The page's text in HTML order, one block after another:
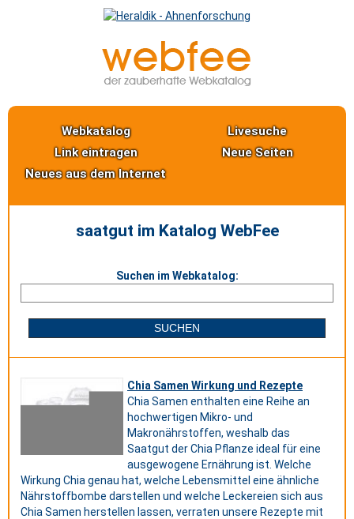
Webkatalog
Livesuche
Link eintragen
Neue Seiten
Neues aus dem Internet
saatgut im Katalog WebFee
Suchen im Webkatalog:
Chia Samen Wirkung und Rezepte
Chia Samen enthalten eine Reihe an
hochwertigen Mikro- und
Makronährstoffen, weshalb das
Saatgut der Chia Pflanze ideal für eine
ausgewogene Ernährung ist. Welche
Wirkung Chia genau hat, welche Lebensmittel eine ähnliche
Nährstoffbombe darstellen und welche Leckereien sich aus
Chia Samen herstellen lassen, verraten unsere Rezepte mit